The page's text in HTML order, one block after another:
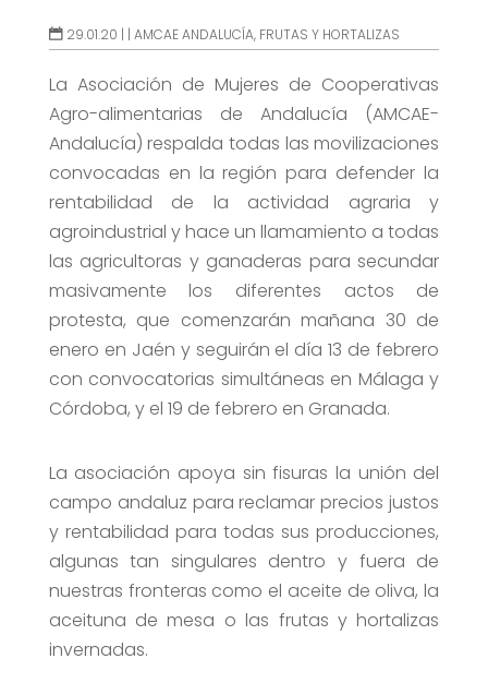
29.01.20 | | AMCAE ANDALUCÍA, FRUTAS Y HORTALIZAS
La Asociación de Mujeres de Cooperativas
Agro-alimentarias de Andalucía (AMCAE-
Andalucía) respalda todas las movilizaciones
convocadas en la región para defender la
rentabilidad de la actividad agraria y
agroindustrial y hace un llamamiento a todas
las agricultoras y ganaderas para secundar
masivamente los diferentes actos de
protesta, que comenzarán mañana 30 de
enero en Jaén y seguirán el día 13 de febrero
con convocatorias simultáneas en Málaga y
Córdoba, y el 19 de febrero en Granada.
La asociación apoya sin fisuras la unión del
campo andaluz para reclamar precios justos
y rentabilidad para todas sus producciones,
algunas tan singulares dentro y fuera de
nuestras fronteras como el aceite de oliva, la
aceituna de mesa o las frutas y hortalizas
invernadas.